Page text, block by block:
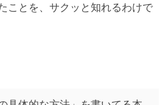
ことを、サクッと知れるわけで